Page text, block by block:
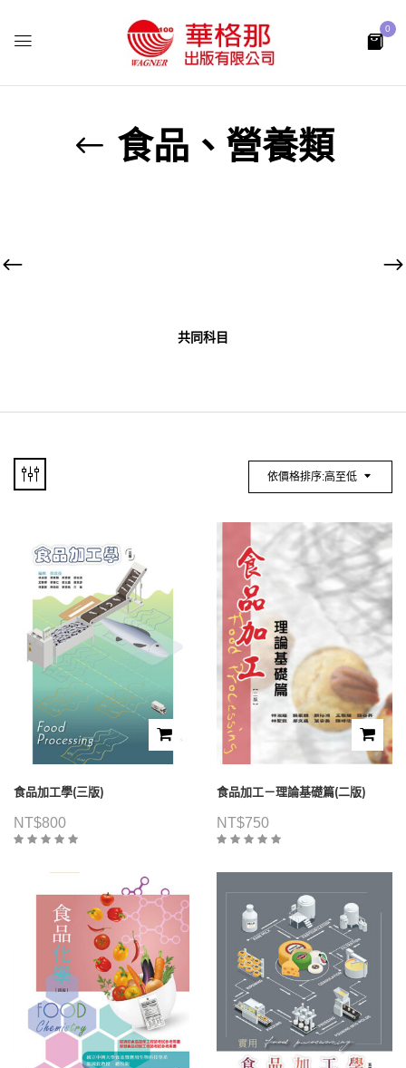
0
食品、營養類
共同科目
依價格排序:高至低
食品加工學(三版)
NT$800
食品加工－理論基礎篇(二版)
NT$750